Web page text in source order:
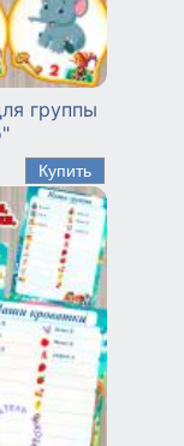
группы